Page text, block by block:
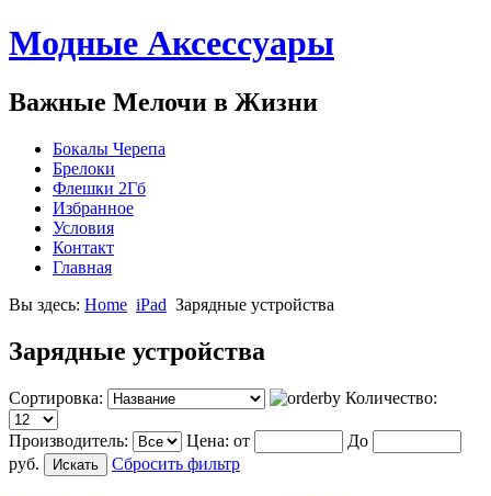
Модные Аксессуары
Важные Мелочи в Жизни
Бокалы Черепа
Брелоки
Флешки 2Гб
Избранное
Условия
Контакт
Главная
Вы здесь: Home iPad Зарядные устройства
Зарядные устройства
Сортировка: Количество:
Производитель: Цена: от
До
руб.
Сбросить фильтр